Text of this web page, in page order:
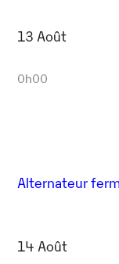
13 Août
0h00
Alternateur
14 Août